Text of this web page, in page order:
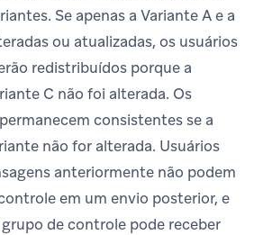
Se apenas a Variante A e a
ou atualizadas, os usuários
redistribuídos porque a
C não foi alterada. Os
consistentes se a
não for alterada. Usuários
anteriormente não podem
em um envio posterior, e
de controle pode receber